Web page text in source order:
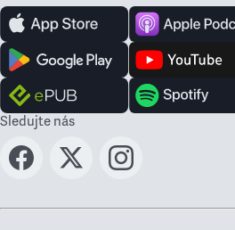
Sledujte nás